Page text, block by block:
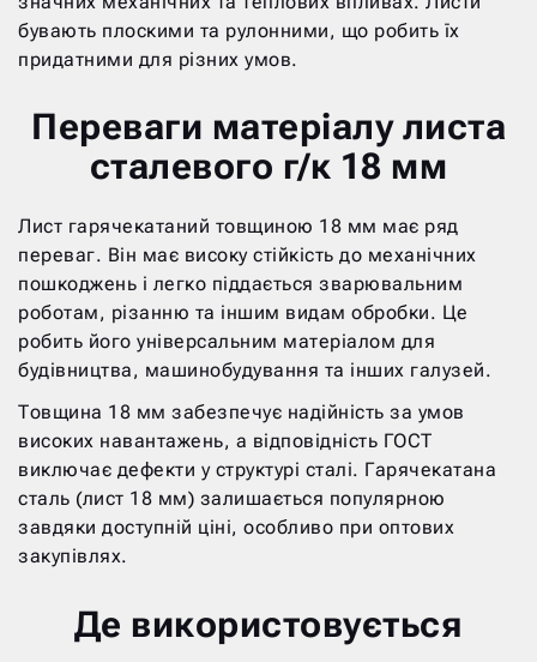
бувають плоскими та рулонними, що робить їх
придатними для різних умов.
Переваги матеріалу листа
сталевого г/к 18 мм
Лист гарячекатаний товщиною 18 мм має ряд
переваг. Він має високу стійкість до механічних
пошкоджень і легко піддається зварювальним
роботам, різанню та іншим видам обробки. Це
робить його універсальним матеріалом для
будівництва, машинобудування та інших галузей.
Товщина 18 мм забезпечує надійність за умов
високих навантажень, а відповідність ГОСТ
виключає дефекти у структурі сталі. Гарячекатана
сталь (лист 18 мм) залишається популярною
завдяки доступній ціні, особливо при оптових
закупівлях.
Де використовується